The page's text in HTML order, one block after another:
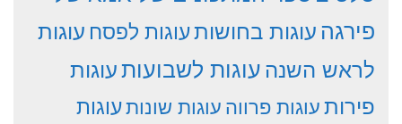
פירגהעוגות בחושותעוגות לפסח עוגות
לראש השנהעוגות לשבועותעוגות
פירותעוגות פרווהעוגות שונותעוגות